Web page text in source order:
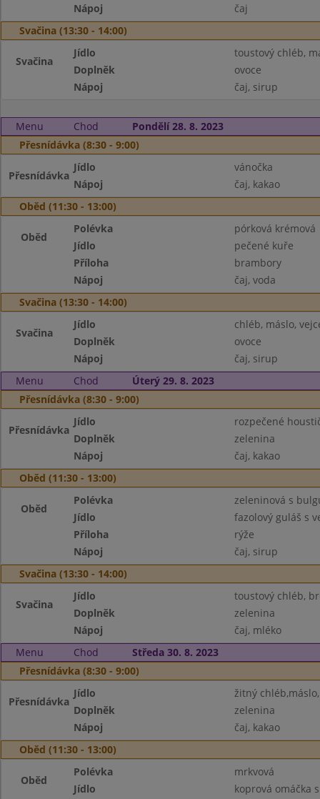
Nápoj
čaj
Svačina (13:30 - 14:00)
Svačina
Jídlo
toustový chléb,
Doplněk
ovoce
Nápoj
čaj, sirup
Menu Chod
Pondělí 28. 8. 2023
Přesnídávka (8:30 - 9:00)
Přesnídávka
Jídlo
vánočka
Nápoj
čaj, kakao
Oběd (11:30 - 13:00)
Oběd
Polévka
pórková krémová
Jídlo
pečené kuře
Příloha
brambory
Nápoj
čaj, voda
Svačina (13:30 - 14:00)
Svačina
Jídlo
chléb, máslo,
Doplněk
ovoce
Nápoj
čaj, sirup
Menu
Chod
Úterý 29. 8. 2023
Přesnídávka (8:30 - 9:00)
Přesnídávka
Jídlo
rozpečené
Doplněk
zelenina
Nápoj
čaj, kakao
Oběd (11:30 - 13:00)
Oběd
Polévka
zeleninová s
Jídlo
fazolový guláš s
Příloha
rýže
Nápoj
čaj, sirup
Svačina (13:30 - 14:00)
Svačina
Jídlo
toustový chléb,
Doplněk
zelenina
Nápoj
čaj, mléko
Menu
Chod
Středa 30. 8. 2023
Přesnídávka (8:30 - 9:00)
Přesnídávka
Jídlo
žitný
Doplněk
zelenina
Nápoj
čaj, kakao
Oběd (11:30 - 13:00)
Oběd
Polévka
mrkvová
Jídlo
koprová omáčka